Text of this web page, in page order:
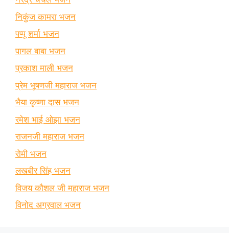
निकुंज कामरा भजन
पप्पू शर्मा भजन
पागल बाबा भजन
प्रकाश माली भजन
प्रेम भूषणजी महाराज भजन
भैया कृष्णा दास भजन
रमेश भाई ओझा भजन
राजनजी महाराज भजन
रोमी भजन
लखबीर सिंह भजन
विजय कौशल जी महाराज भजन
विनोद अग्रवाल भजन